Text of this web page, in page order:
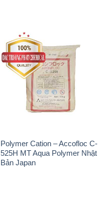
Polymer Cation – Accofloc C-
525H MT Aqua Polymer Nhật
Bản Japan